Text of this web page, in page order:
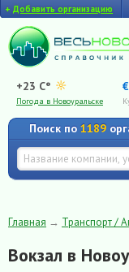
+ Добавить организацию
+23 C°
Погода в Новоуральске
€
Поиск по 1189
Главная → Транспорт /
Вокзал в